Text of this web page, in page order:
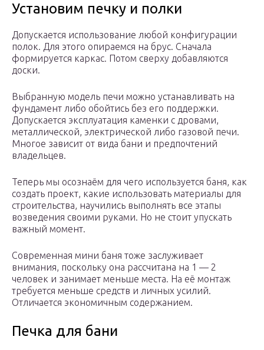
Установим печку и полки
Допускается использование любой конфигурации
полок. Для этого опираемся на брус. Сначала
формируется каркас. Потом сверху добавляются
доски.
Выбранную модель печи можно устанавливать на
фундамент либо обойтись без его поддержки.
Допускается эксплуатация каменки с дровами,
металлической, электрической либо газовой печи.
Многое зависит от вида бани и предпочтений
владельцев.
Теперь мы осознаём для чего используется баня, как
создать проект, какие использовать материалы для
строительства, научились выполнять все этапы
возведения своими руками. Но не стоит упускать
важный момент.
Современная мини баня тоже заслуживает
внимания, поскольку она рассчитана на 1 — 2
человек и занимает меньше места. На её монтаж
требуется меньше средств и личных усилий.
Отличается экономичным содержанием.
Печка для бани